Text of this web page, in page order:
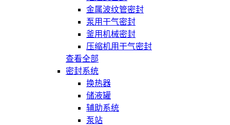
金属波纹管密封
泵用干气密封
釜用机械密封
压缩机用干气密封
查看全部
密封系统
换热器
储液罐
辅助系统
泵站